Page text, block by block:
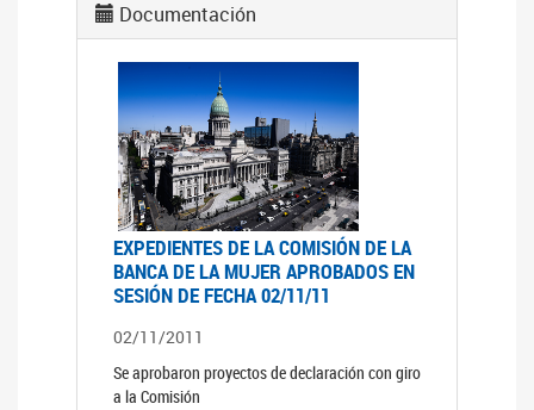
Documentación
EXPEDIENTES DE LA COMISIÓN DE LA
BANCA DE LA MUJER APROBADOS EN
SESIÓN DE FECHA 02/11/11
02/11/2011
Se aprobaron proyectos de declaración con giro
a la Comisión